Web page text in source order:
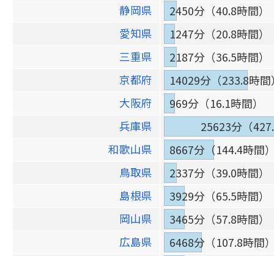
静岡県
2450分（40.8時間）
愛知県
1247分（20.8時間）
三重県
2187分（36.5時間）
京都府
14029分（233.8時間
大阪府
969分（16.1時間）
兵庫県
25623分（
和歌山県
8667分（144.4時間
鳥取県
2337分（39.0時間）
島根県
3929分（65.5時間）
岡山県
3465分（57.8時間）
広島県
6468分（107.8時間